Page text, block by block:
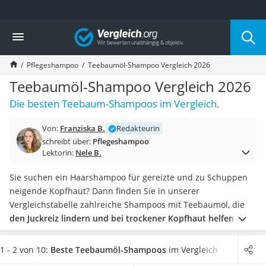
Die beliebtesten Vergleiche nach Kategorie
Drogerie
Inhalator
Haarschneider
Rollator
Braun Rasierer
Katzenklappe (Chip)
Masturbator
Massagepistole
Reisehaartrockner
Eiweißpulver
Magnesiumpräparat
Katzenklappe
Nackenmassagegerät
Zeckenschutz Katze
Vergleich
Pflegeshampoo Teebaumöl-Shampoo Vergleich 2026
Teebaumöl-Shampoo Vergleich 2026
Die besten Teebaum-Shampoos im Vergleich.
Von: Franziska B.
Redakteurin
schreibt über: Pflegeshampoo
Lektorin: Nele B.
Sie suchen ein Haarshampoo für gereizte und zu Schuppen
neigende Kopfhaut? Dann finden Sie in unserer
Vergleichstabelle zahlreiche Shampoos mit Teebaumöl, die
den Juckreiz lindern und bei trockener Kopfhaut helfen
Entscheiden Sie sich jetzt für ein feuchtigkeitsspendendes
Shampoo und testen Sie die wohltuende Wirkung von
1 - 2 von 10: Beste Teebaumöl-Shampoos im Vergleich